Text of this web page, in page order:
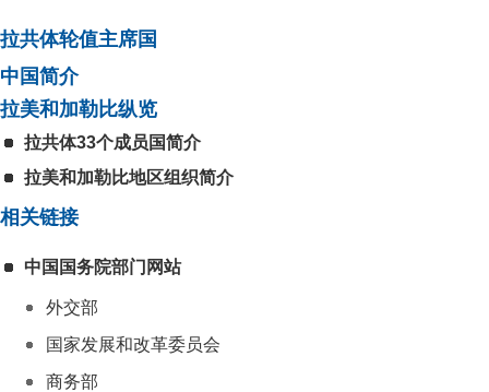
拉共体轮值主席国
中国简介
拉美和加勒比纵览
拉共体33个成员国简介
拉美和加勒比地区组织简介
相关链接
中国国务院部门网站
外交部
国家发展和改革委员会
商务部